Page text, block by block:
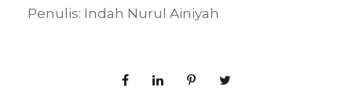
Penulis: Indah Nurul Ainiyah